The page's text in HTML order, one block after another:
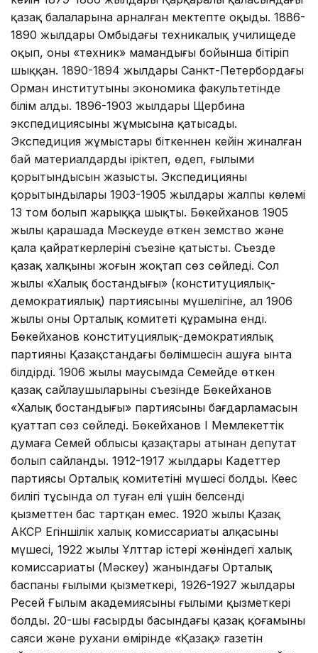
қазақ балаларына арналған мектепте оқыды. 1886-
1890 жылдары Омбыдағы техникалық училищеде
оқып, оны «техник» мамандығы бойынша бітіріп
шыққан. 1890-1894 жылдары Санкт-Петербордағы
Орман институтының экономика факультетінде
білім алды. 1896-1903 жылдары Щербина
экспедициясының жұмысына қатысады.
Экспедиция жұмыстары біткеннен кейін жиналған
бай материалдарды іріктеп, өңдеп, ғылыми
қорытындысын жазысты. Экспедицияның
қорытындылары 1903-1905 жылдары жалпы көлемі
13 том болып жарыққа шықты. Бөкейханов 1905
жылы қарашада Мәскеуде өткен земство және
қала қайраткерлерінің съезіне қатысты. Съезде
қазақ халқының жоғын жоқтап сөз сөйледі. Сол
жылы «Халық бостандығы» (конституциялық-
демократиялық) партиясының мүшелігіне, ал 1906
жылы оның Орталық комитеті құрамына енді.
Бөкейханов конституциялық-демократиялық
партияның Қазақстандағы бөлімшесін ашуға ынта
білдірді. 1906 жылы маусымда Семейде өткен
қазақ сайлаушыларының съезінде Бөкейханов
«Халық бостандығы» партиясының бағдарламасын
қуаттап сөз сөйледі. Бөкейханов I Мемлекеттік
думаға Семей облысы қазақтары атынан депутат
болып сайланды. 1912-1917 жылдары Кадеттер
партиясы Орталық комитетінің мүшесі болды. Кеңес
билігі тұсында ол туған елі үшін белсенді
қызметтен бас тартқан емес. 1920 жылы Қазақ
АКСР Егіншілік халық комиссариаты алқасының
мүшесі, 1922 жылы Ұлттар істері жөніндегі халық
комиссариаты (Мәскеу) жанындағы Орталық
баспаның ғылыми қызметкері, 1926-1927 жылдары
Ресей Ғылым академиясының ғылыми қызметкері
болды. 20-шы ғасырдың басындағы қазақ қоғамының
саяси және рухани өмірінде «Қазақ» газетін